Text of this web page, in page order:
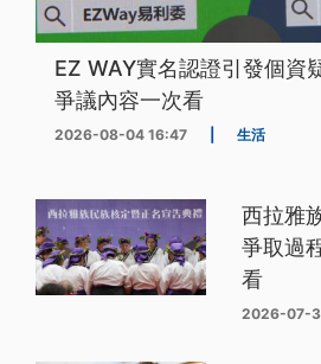
EZ WAY實名認證引發個資
爭議內容一次看
2026-08-04 16:47 生活
西拉雅
爭取過
看
2026-07-